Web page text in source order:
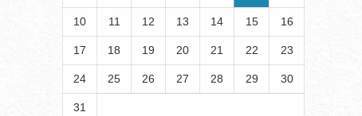
10 11 12 13 14 15 16
17 18 19 20 21 22 23
24 25 26 27 28 29 30
31